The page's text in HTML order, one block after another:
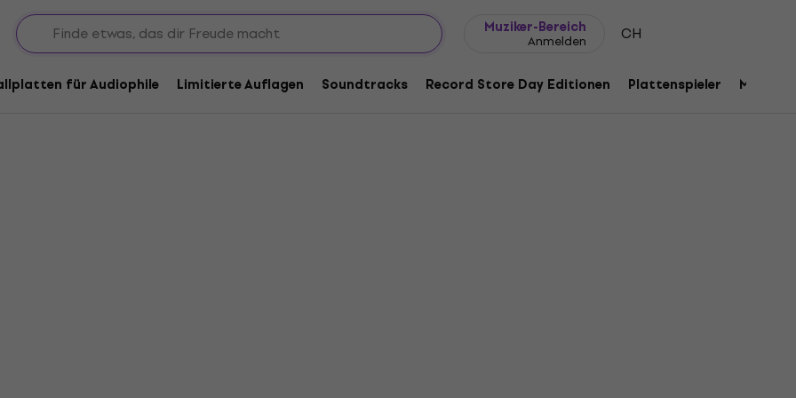
Muziker-Bereich
Anmelden CH
für Audiophile Limitierte Auflagen Soundtracks Record Store Day Editionen Plattenspieler Musik